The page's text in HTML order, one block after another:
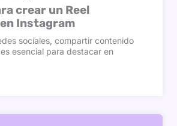
crear un Reel
Instagram
sociales, compartir contenido
esencial para destacar en